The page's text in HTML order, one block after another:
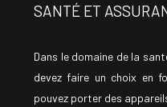
SANTÉ ET
Dans le domaine de la
devez faire un choix en
pouvez porter des